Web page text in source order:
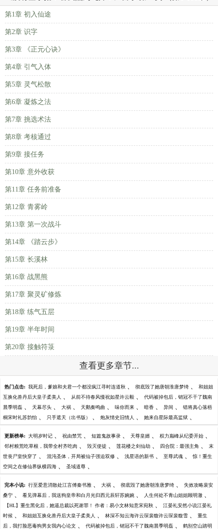
第1章 初入仙途
第2章 识字
第3章 《正元心诀》
第4章 引气入体
第5章 灵气松散
第6章 凝炼之法
第7章 挑选术法
第8章 考核通过
第9章 接任务
第10章 意外收获
第11章 任务前准备
第12章 青雾岭
第13章 第一次战斗
第14章 《踏云步》
第15章 长溪林
第16章 战黑熊
第17章 聚灵矿修炼
第18章 练气五层
第19章 半年时间
第20章 接触符箓
查看更多章节...
热门点击: 我死后，爹娘和夫君一个都没疯江寻时连道秋 、 彻底毁了她唐朝淮唐梦绮 、 和姐姐
互换化兽丹后大皇子柔美人 、 从前不待春风慢祝如星许云毅 、 代码被掉包后，销冠不干了魏南
晨季明磊 、 天幕尽头 、 大祸 、 天鹅奏鸣曲 、 味你而来 、 暗香 、 异间 、 错将真心落梧
桐宋时礼苏韵怡 、 只手遮天（出书版） 、 炮灰情史旧情人 、 她来自星际最高监狱 、
更新榜单: 大明岁时记 、 祝由禁咒 、 短篇鬼故事录 、 天尊皇婿 、 权力巅峰从纪委开始 、
邻村粮荒吃草根，我带全村齐吃肉 、 毁灭使徒 、 莲花楼之剑仙劫 、 四合院：最强主角 、 末
世丧尸皇快穿了 、 混沌圣体，开局被仙子强迫双修 、 浅星语的新书 、 至尊武魂 、 惊！重生
空间之在修仙界纵横四海 、 圣域道尊 、
完本小说: 行至爱意消散处江言傅秦书雅 、 大祸 、 彻底毁了她唐朝淮唐梦绮 、 失效攻略裴安
桑宁 、 看见弹幕后，我送狗皇帝和白月光归西元辰轩苏婉婉 、 人生何处不青山姐姐顾明澈 、
【HL】重生黑化后，她逼总裁以死谢罪！ 作者：易小文林知意宋宛秋 、 江晏礼安然小说江晏礼
时候 、 和姐姐互换化兽丹后大皇子柔美人 、 林深不知云海许云琛裴馥许云琛裴馥雪 、 重生
后，我打脸恶毒狗男女我内心论文 、 代码被掉包后，销冠不干了魏南晨季明磊 、 鹤别空山踏明